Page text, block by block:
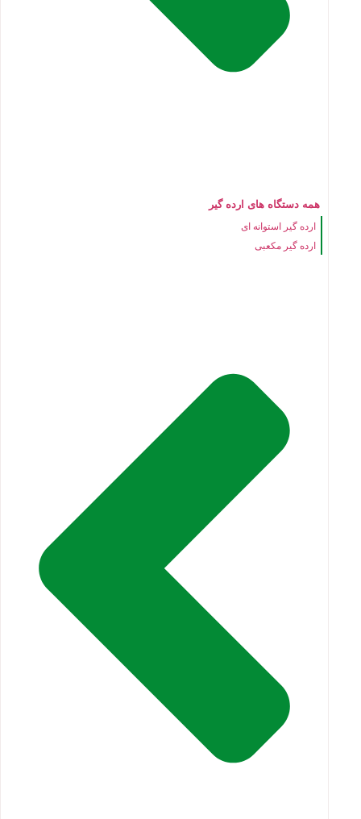
همه دستگاه های ارده گیر
ارده گیر استوانه ای
ارده گیر مکعبی